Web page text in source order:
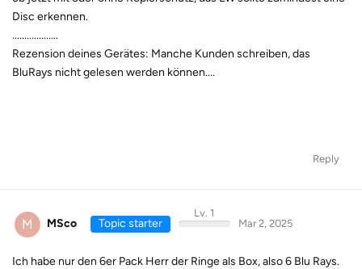
Disc erkennen.
...................
Rezension deines Gerätes: Manche Kunden schreiben, das
BluRays nicht gelesen werden können....
Reply
M MSco Topic starter
Lv. 1
Mar 2, 2025
Ich habe nur den 6er Pack Herr der Ringe als Box, also 6 Blu Rays.